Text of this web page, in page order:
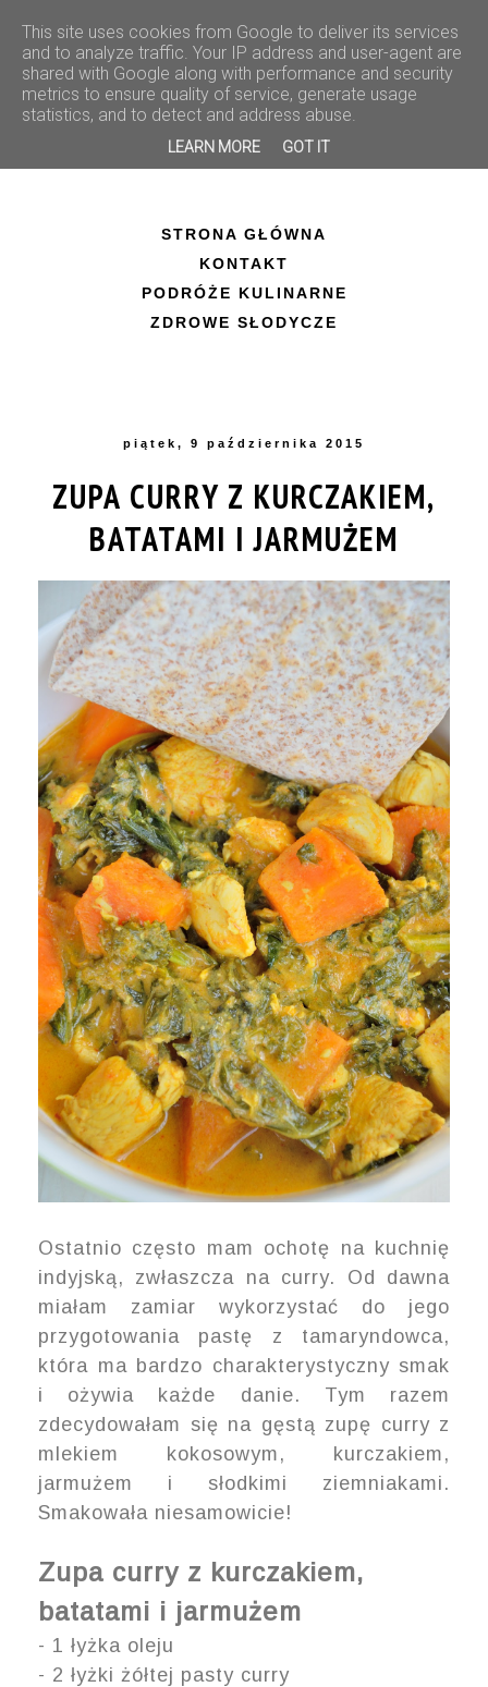
STRONA GŁÓWNA
KONTAKT
PODRÓŻE KULINARNE
ZDROWE SŁODYCZE
piątek, 9 października 2015
ZUPA CURRY Z KURCZAKIEM,
BATATAMI I JARMUŻEM
Ostatnio często mam ochotę na kuchnię
indyjską, zwłaszcza na curry. Od dawna
miałam zamiar wykorzystać do jego
przygotowania pastę z tamaryndowca,
która ma bardzo charakterystyczny smak
i ożywia każde danie. Tym razem
zdecydowałam się na gęstą zupę curry z
mlekiem kokosowym, kurczakiem,
jarmużem i słodkimi ziemniakami.
Smakowała niesamowicie!
Zupa curry z kurczakiem,
batatami i jarmużem
- 1 łyżka oleju
- 2 łyżki żółtej pasty curry
This site uses cookies from Google to deliver its services
and to analyze traffic. Your IP address and user-agent are
shared with Google along with performance and security
metrics to ensure quality of service, generate usage
statistics, and to detect and address abuse.
LEARN MORE GOT IT